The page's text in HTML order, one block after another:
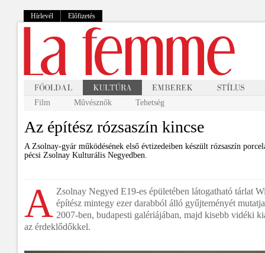
Hírlevél Előfizetés
Film Művésznők Tehetség
Az építész rózsaszín kincse
A Zsolnay-gyár működésének első évtizedeiben készült rózsaszín
pécsi Zsolnay Kulturális Negyedben.
A Zsolnay Negyed E19-es épületében látogatható tárlat
építész mintegy ezer darabból álló gyűjteményét
2007-ben, budapesti galériájában, majd kisebb vidéki
az érdeklődőkkel.